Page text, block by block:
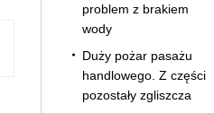
problem z brakiem
wody
Duży pożar pasażu
handlowego. Z części
pozostały zgliszcza